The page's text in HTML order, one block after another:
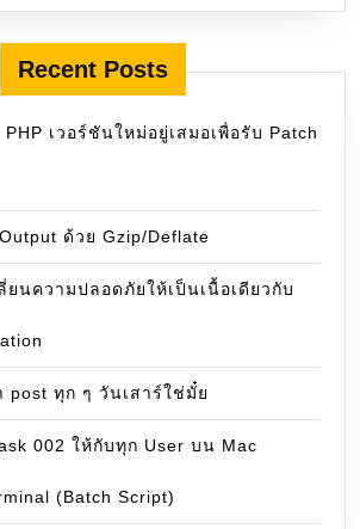
Recent Posts
เวอร์ชันใหม่อยู่เสมอเพื่อรับ Patch
ด้วย Gzip/Deflate
ยนความปลอดภัยให้เป็นเนื้อเดียวกับ
post ทุก ๆ วันเสาร์ใช่มั๋ย
002 ให้กับทุก User บน Mac
(Batch Script)